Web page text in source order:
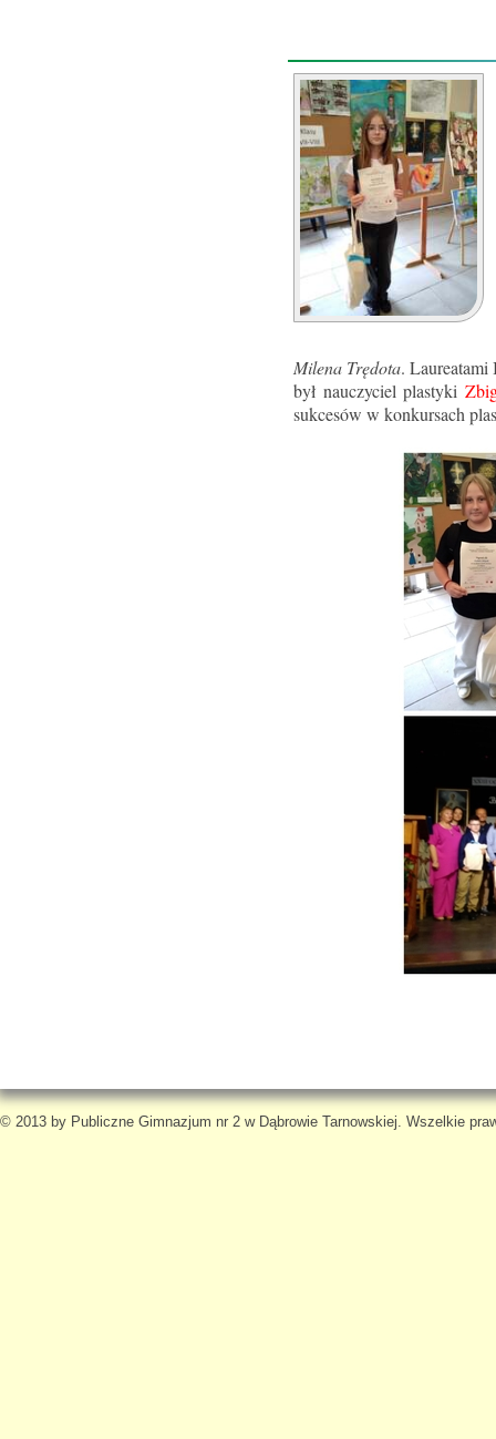
Milena Trędota. Laureatami
był nauczyciel plastyki
sukcesów w konkursach
© 2013 by Publiczne Gimnazjum nr 2 w Dąbrowie Tarnowskiej. Wszelkie